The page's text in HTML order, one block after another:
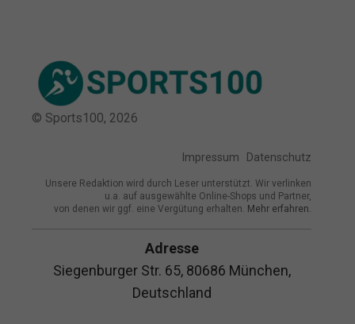
© Sports100, 2026
Impressum Datenschutz
Unsere Redaktion wird durch Leser unterstützt. Wir verlinken
u.a. auf ausgewählte Online-Shops und Partner,
von denen wir ggf. eine Vergütung erhalten. Mehr erfahren.
Adresse
Siegenburger Str. 65, 80686 München,
Deutschland